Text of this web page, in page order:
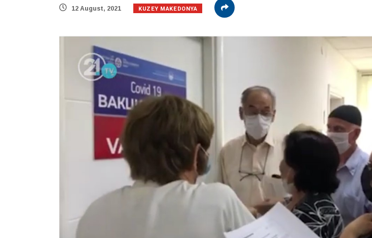
12 August, 2021 KUZEY MAKEDONYA